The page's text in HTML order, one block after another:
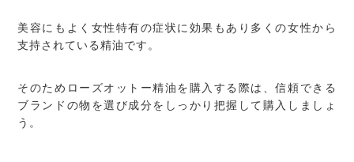
美容にもよく女性特有の症状に効果もあり多くの女性から
支持されている精油です。
そのためローズオットー精油を購入する際は、信頼できる
ブランドの物を選び成分をしっかり把握して購入しましょ
う。